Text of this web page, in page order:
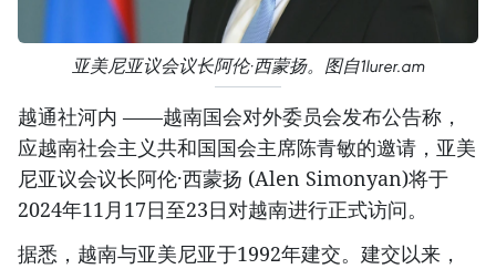
亚美尼亚议会议长阿伦·西蒙扬。图自1lurer.am
越通社河内 ——越南国会对外委员会发布公告称，
应越南社会主义共和国国会主席陈青敏的邀请，亚美
尼亚议会议长阿伦·西蒙扬 (Alen Simonyan)将于
2024年11月17日至23日对越南进行正式访问。
据悉，越南与亚美尼亚于1992年建交。建交以来，